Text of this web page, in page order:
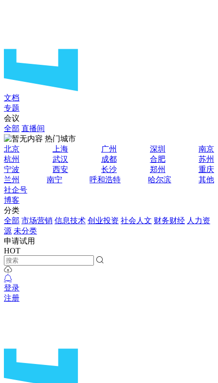
文档
专题
会议
全部 直播间
热门城市
北京
上海 广州 深圳
南京
杭州
武汉 成都 合肥
苏州
宁波
西安 长沙 郑州
重庆
兰州
南宁 呼和浩特 哈尔滨
其他
社企号
博客
分类
全部 市场营销 信息技术 创业投资 社会人文 财务财经 人力资
源 未分类
申请试用
HOT
登录
注册